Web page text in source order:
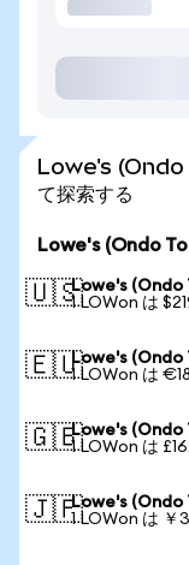
Lowe's (Ondo
て探索する
Lowe's (Ondo
🇺🇸Lowe's (Ondo
1 LOWon は
🇪🇺Lowe's (Ondo
1 LOWon は
🇬🇧Lowe's (Ondo
1 LOWon は
🇯🇵Lowe's (Ondo
1 LOWon は